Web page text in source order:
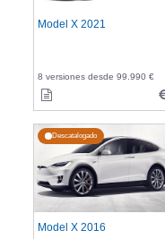
Model X 2021
8 versiones desde 99.990 €
Descatalogado
Model X 2016